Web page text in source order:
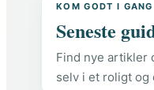
KOM GODT I GANG
Seneste
Find nye artikler
selv i et roligt og